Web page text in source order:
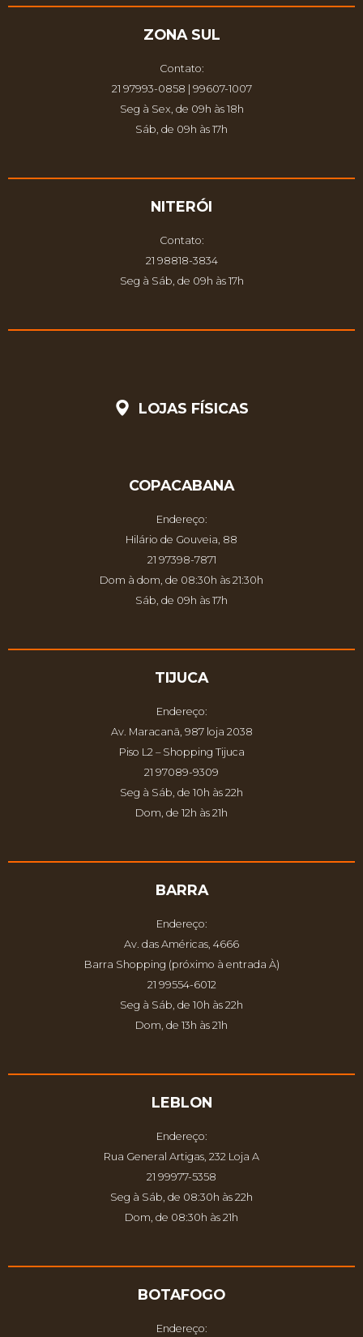
ZONA SUL
Contato:
21 97993-0858 | 99607-1007
Seg à Sex, de 09h às 18h
Sáb, de 09h às 17h
NITERÓI
Contato:
21 98818-3834
Seg à Sáb, de 09h às 17h
LOJAS FÍSICAS
COPACABANA
Endereço:
Hilário de Gouveia, 88
21 97398-7871
Dom à dom, de 08:30h às 21:30h
Sáb, de 09h às 17h
TIJUCA
Endereço:
Av. Maracanã, 987 loja 2038
Piso L2 – Shopping Tijuca
21 97089-9309
Seg à Sáb, de 10h às 22h
Dom, de 12h às 21h
BARRA
Endereço:
Av. das Américas, 4666
Barra Shopping (próximo à entrada À)
21 99554-6012
Seg à Sáb, de 10h às 22h
Dom, de 13h às 21h
LEBLON
Endereço:
Rua General Artigas, 232 Loja A
21 99977-5358
Seg à Sáb, de 08:30h às 22h
Dom, de 08:30h às 21h
BOTAFOGO
Endereço: